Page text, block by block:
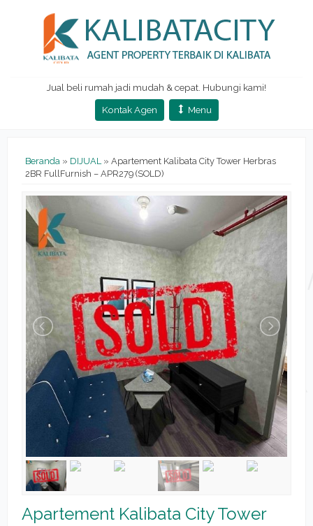
Jual beli rumah jadi mudah & cepat. Hubungi kami!
Kontak Agen
Menu
Beranda » DIJUAL» Apartement Kalibata City Tower Herbras
2BR FullFurnish – APR279 (SOLD)
Apartement Kalibata City Tower